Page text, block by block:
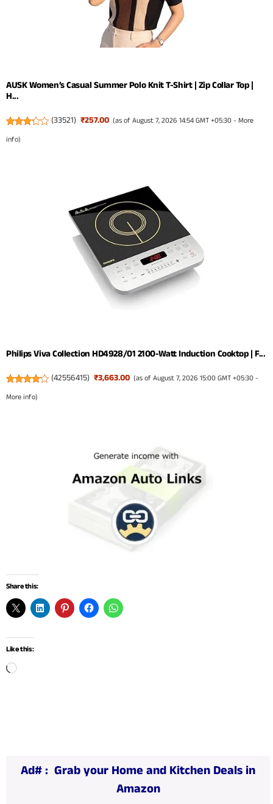
AUSK Women’s Casual Summer Polo Knit T-Shirt | Zip Collar Top |
H...
(33521) ₹257.00 (as of August 7, 2026 14:54 GMT +05:30 -More
info)
Philips Viva Collection HD4928/01 2100-Watt Induction Cooktop | F...
(42556415) ₹3,663.00 (as of August 7, 2026 15:00 GMT +05:30 -
More info)
Share this:
Like this:
Ad# : Grab your Home and Kitchen Deals in
Amazon